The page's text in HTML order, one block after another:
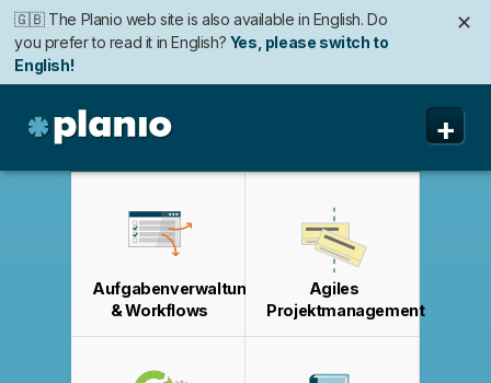
🇬🇧 The Planio web site is also available in English. Do
you prefer to read it in English? Yes, please switch to
English!
✕
Möchten Sie lieber auf Deutsch weiterlesen?
Deutsch wechseln!
✕
本語での表示がお好みですか?
✕
vous le lire en français ?
française !
✕
+
Preise & Anmeldung
Sicherheit
Über uns
Aufgabenverwaltung
& Workflows
Agiles
Projektmanagement